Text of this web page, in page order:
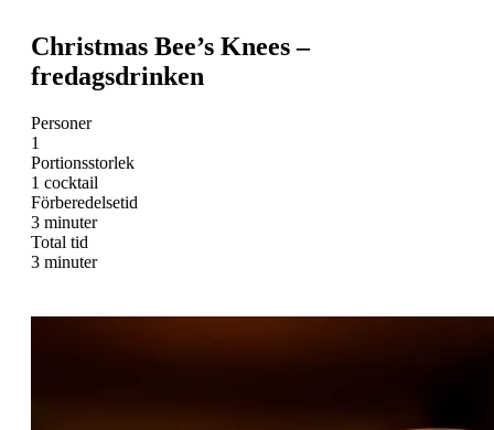
Christmas Bee’s Knees –
fredagsdrinken
Personer
1
Portionsstorlek
1 cocktail
Förberedelsetid
3 minuter
Total tid
3 minuter